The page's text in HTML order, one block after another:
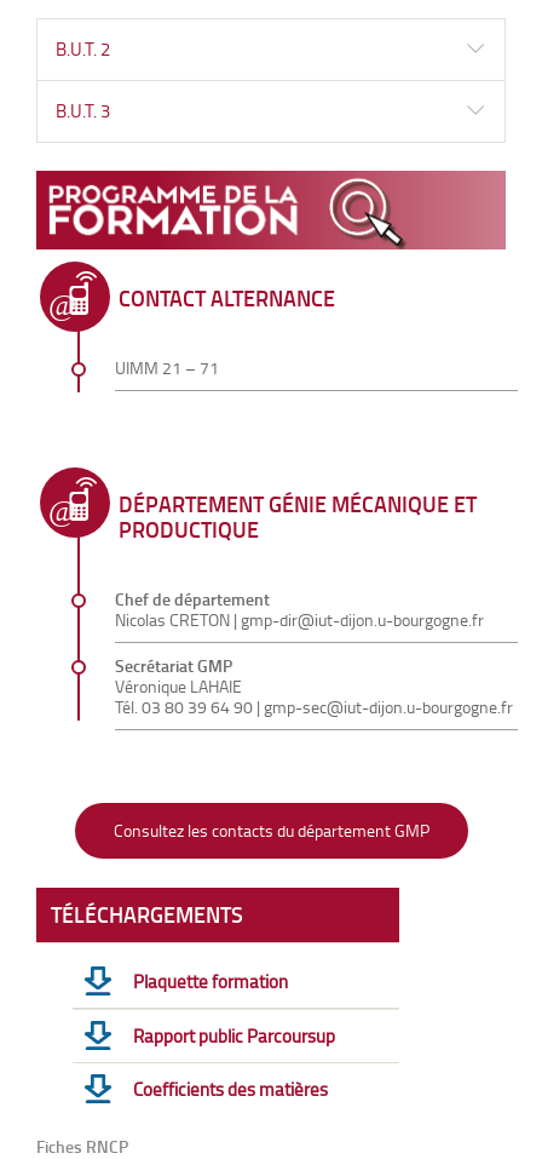
B.U.T. 2
B.U.T. 3
CONTACT ALTERNANCE
UIMM 21 – 71
DÉPARTEMENT GÉNIE MÉCANIQUE ET
PRODUCTIQUE
Chef de département
Nicolas CRETON | gmp-dir@iut-dijon.u-bourgogne.fr
Secrétariat GMP
Véronique LAHAIE
Tél. 03 80 39 64 90 | gmp-sec@iut-dijon.u-bourgogne.fr
Consultez les contacts du département GMP
TÉLÉCHARGEMENTS
Plaquette formation
Rapport public Parcoursup
Coefficients des matières
Fiches RNCP